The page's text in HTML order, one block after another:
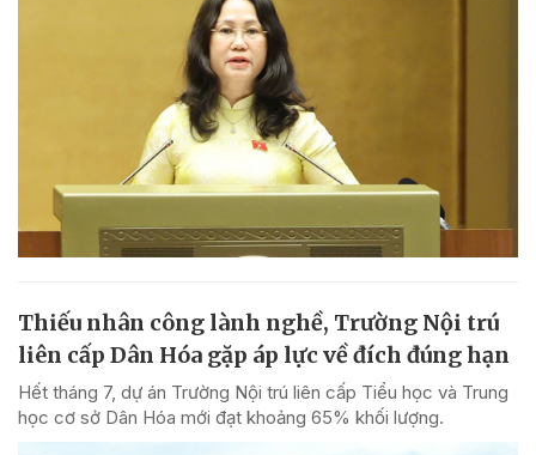
Thiếu nhân công lành nghề, Trường Nội trú
liên cấp Dân Hóa gặp áp lực về đích đúng hạn
Hết tháng 7, dự án Trường Nội trú liên cấp Tiểu học và Trung
học cơ sở Dân Hóa mới đạt khoảng 65% khối lượng.